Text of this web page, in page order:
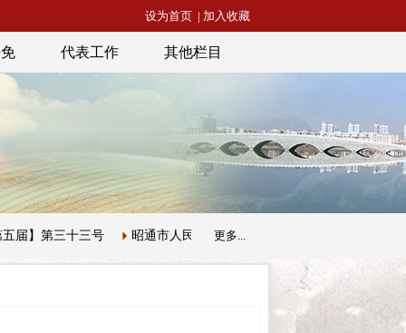
设为首页 | 加入收藏
代表工作 其他栏目
三号 昭通市人民代表大会常务委员会公告【第五届】第三十二号
更多...